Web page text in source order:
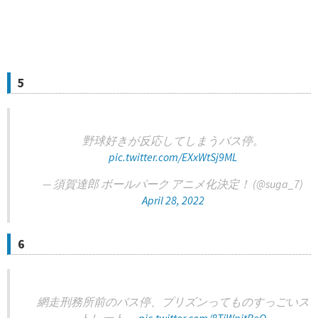
5
野球好きが反応してしまうバス停。
pic.twitter.com/EXxWtSj9ML
— 須賀達郎 ボールパーク アニメ化決定！ (@suga_7)
April 28, 2022
6
網走刑務所前のバス停、プリズンってものすっごいス